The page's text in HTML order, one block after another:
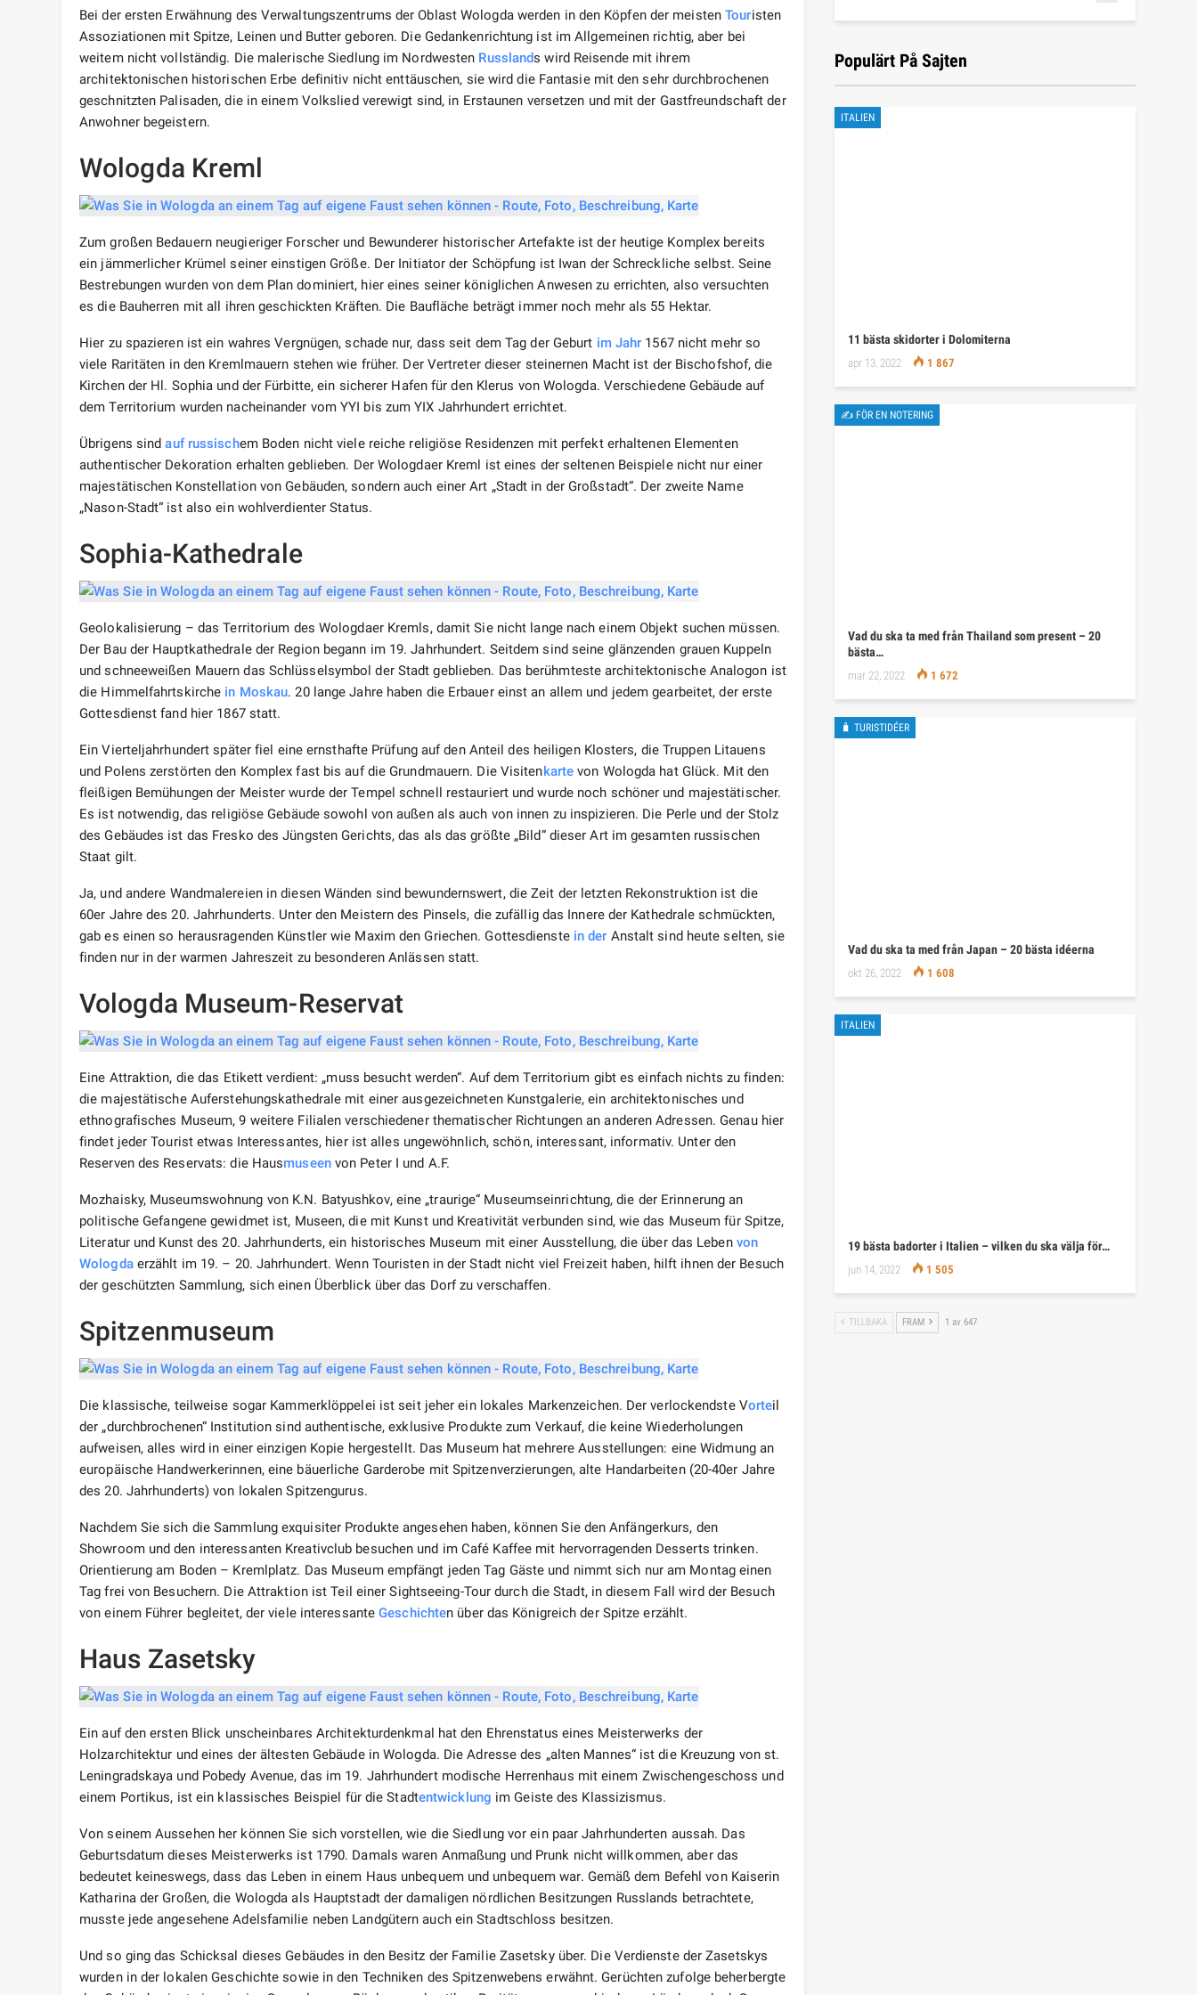
Bei der ersten Erwähnung des Verwaltungszentrums der Oblast Wologda werden in den Köpfen der meistenTouristen
Assoziationen mit Spitze, Leinen und Butter geboren. Die Gedankenrichtung ist im Allgemeinen richtig, aber bei
weitem nicht vollständig. Die malerische Siedlung im Nordwesten Russlands wird Reisende mit ihrem
architektonischen historischen Erbe definitiv nicht enttäuschen, sie wird die Fantasie mit den sehr durchbrochenen
geschnitzten Palisaden, die in einem Volkslied verewigt sind, in Erstaunen versetzen und mit der Gastfreundschaft der
Anwohner begeistern.
Wologda Kreml
Zum großen Bedauern neugieriger Forscher und Bewunderer historischer Artefakte ist der heutige Komplex bereits
ein jämmerlicher Krümel seiner einstigen Größe. Der Initiator der Schöpfung ist Iwan der Schreckliche selbst. Seine
Bestrebungen wurden von dem Plan dominiert, hier eines seiner königlichen Anwesen zu errichten, also versuchten
es die Bauherren mit all ihren geschickten Kräften. Die Baufläche beträgt immer noch mehr als 55 Hektar.
Hier zu spazieren ist ein wahres Vergnügen, schade nur, dass seit dem Tag der Geburt im Jahr 1567 nicht mehr so ​​​​
viele Raritäten in den Kremlmauern stehen wie früher. Der Vertreter dieser steinernen Macht ist der Bischofshof, die
Kirchen der Hl. Sophia und der Fürbitte, ein sicherer Hafen für den Klerus von Wologda. Verschiedene Gebäude auf
dem Territorium wurden nacheinander vom ΥΥΙ bis zum ΥΙХ Jahrhundert errichtet.
Übrigens sindauf russischem Boden nicht viele reiche religiöse Residenzen mit perfekt erhaltenen Elementen
authentischer Dekoration erhalten geblieben. Der Wologdaer Kreml ist eines der seltenen Beispiele nicht nur einer
majestätischen Konstellation von Gebäuden, sondern auch einer Art „Stadt in der Großstadt“. Der zweite Name
„Nason-Stadt“ ist also ein wohlverdienter Status.
Sophia-Kathedrale
Geolokalisierung – das Territorium des Wologdaer Kremls, damit Sie nicht lange nach einem Objekt suchen müssen.
Der Bau der Hauptkathedrale der Region begann im 19. Jahrhundert. Seitdem sind seine glänzenden grauen Kuppeln
und schneeweißen Mauern das Schlüsselsymbol der Stadt geblieben. Das berühmteste architektonische Analogon ist
die Himmelfahrtskirche in Moskau. 20 lange Jahre haben die Erbauer einst an allem und jedem gearbeitet, der erste
Gottesdienst fand hier 1867 statt.
Ein Vierteljahrhundert später fiel eine ernsthafte Prüfung auf den Anteil des heiligen Klosters, die Truppen Litauens
und Polens zerstörten den Komplex fast bis auf die Grundmauern. Die Visitenkarte von Wologda hat Glück. Mit den
fleißigen Bemühungen der Meister wurde der Tempel schnell restauriert und wurde noch schöner und majestätischer.
Es ist notwendig, das religiöse Gebäude sowohl von außen als auch von innen zu inspizieren. Die Perle und der Stolz
des Gebäudes ist das Fresko des Jüngsten Gerichts, das als das größte „Bild“ dieser Art im gesamten russischen
Staat gilt.
Ja, und andere Wandmalereien in diesen Wänden sind bewundernswert, die Zeit der letzten Rekonstruktion ist die
60er Jahre des 20. Jahrhunderts. Unter den Meistern des Pinsels, die zufällig das Innere der Kathedrale schmückten,
gab es einen so herausragenden Künstler wie Maxim den Griechen. Gottesdienste in der Anstalt sind heute selten, sie
finden nur in der warmen Jahreszeit zu besonderen Anlässen statt.
Vologda Museum-Reservat
Eine Attraktion, die das Etikett verdient: „muss besucht werden“. Auf dem Territorium gibt es einfach nichts zu finden:
die majestätische Auferstehungskathedrale mit einer ausgezeichneten Kunstgalerie, ein architektonisches und
ethnografisches Museum, 9 weitere Filialen verschiedener thematischer Richtungen an anderen Adressen. Genau hier
findet jeder Tourist etwas Interessantes, hier ist alles ungewöhnlich, schön, interessant, informativ. Unter den
Reserven des Reservats: die Hausmuseenvon Peter I und A.F.
Mozhaisky, Museumswohnung von K.N. Batyushkov, eine „traurige“ Museumseinrichtung, die der Erinnerung an
politische Gefangene gewidmet ist, Museen, die mit Kunst und Kreativität verbunden sind, wie das Museum für Spitze,
Literatur und Kunst des 20. Jahrhunderts, ein historisches Museum mit einer Ausstellung, die über das Leben von
Wologdaerzählt im 19. – 20. Jahrhundert. Wenn Touristen in der Stadt nicht viel Freizeit haben, hilft ihnen der Besuch
der geschützten Sammlung, sich einen Überblick über das Dorf zu verschaffen.
Spitzenmuseum
Die klassische, teilweise sogar Kammerklöppelei ist seit jeher ein lokales Markenzeichen. Der verlockendste Vorteil
der „durchbrochenen“ Institution sind authentische, exklusive Produkte zum Verkauf, die keine Wiederholungen
aufweisen, alles wird in einer einzigen Kopie hergestellt. Das Museum hat mehrere Ausstellungen: eine Widmung an
europäische Handwerkerinnen, eine bäuerliche Garderobe mit Spitzenverzierungen, alte Handarbeiten (20-40er Jahre
des 20. Jahrhunderts) von lokalen Spitzengurus.
Nachdem Sie sich die Sammlung exquisiter Produkte angesehen haben, können Sie den Anfängerkurs, den
Showroom und den interessanten Kreativclub besuchen und im Café Kaffee mit hervorragenden Desserts trinken.
Orientierung am Boden – Kremlplatz. Das Museum empfängt jeden Tag Gäste und nimmt sich nur am Montag einen
Tag frei von Besuchern. Die Attraktion ist Teil einer Sightseeing-Tour durch die Stadt, in diesem Fall wird der Besuch
von einem Führer begleitet, der viele interessanteGeschichten über das Königreich der Spitze erzählt.
Haus Zasetsky
Ein auf den ersten Blick unscheinbares Architekturdenkmal hat den Ehrenstatus eines Meisterwerks der
Holzarchitektur und eines der ältesten Gebäude in Wologda. Die Adresse des „alten Mannes“ ist die Kreuzung von st.
Leningradskaya und Pobedy Avenue, das im 19. Jahrhundert modische Herrenhaus mit einem Zwischengeschoss und
einem Portikus, ist ein klassisches Beispiel für die Stadtentwicklung im Geiste des Klassizismus.
Von seinem Aussehen her können Sie sich vorstellen, wie die Siedlung vor ein paar Jahrhunderten aussah. Das
Geburtsdatum dieses Meisterwerks ist 1790. Damals waren Anmaßung und Prunk nicht willkommen, aber das
bedeutet keineswegs, dass das Leben in einem Haus unbequem und unbequem war. Gemäß dem Befehl von Kaiserin
Katharina der Großen, die Wologda als Hauptstadt der damaligen nördlichen Besitzungen Russlands betrachtete,
musste jede angesehene Adelsfamilie neben Landgütern auch ein Stadtschloss besitzen.
Und so ging das Schicksal dieses Gebäudes in den Besitz der Familie Zasetsky über. Die Verdienste der Zasetskys
wurden in der lokalen Geschichte sowie in den Techniken des Spitzenwebens erwähnt. Gerüchten zufolge beherbergte
Populärt På Sajten
ITALIEN
11 bästa skidorter i Dolomiterna
apr 13, 2022 1 867
✍ FÖR EN NOTERING
Vad du ska ta med från Thailand som present – 20
bästa…
mar 22, 2022 1 672
🧳 TURISTIDÉER
Vad du ska ta med från Japan – 20 bästa idéerna
okt 26, 2022 1 608
ITALIEN
19 bästa badorter i Italien – vilken du ska välja för…
jun 14, 2022 1 505
TILLBAKA FRAM 1 av 647